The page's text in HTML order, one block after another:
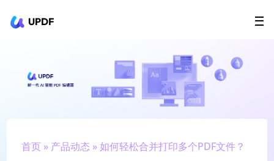
UPDF
AI Agents
政企采购
升级会员
首页 » 产品动态 » 如何轻松合并打印多个PDF文件？